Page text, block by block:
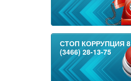
СТОП КОРРУПЦИЯ 8
(3466) 28-13-75